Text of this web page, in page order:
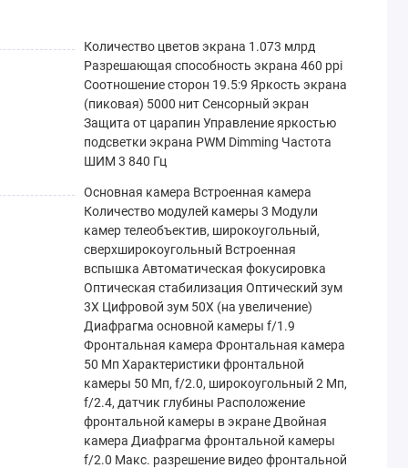
Количество цветов экрана 1.073 млрд
Разрешающая способность экрана 460 ppi
Соотношение сторон 19.5:9 Яркость экрана
(пиковая) 5000 нит Сенсорный экран
Защита от царапин Управление яркостью
подсветки экрана PWM Dimming Частота
ШИМ 3 840 Гц
Основная камера Встроенная камера
Количество модулей камеры 3 Модули
камер телеобъектив, широкоугольный,
сверхширокоугольный Встроенная
вспышка Автоматическая фокусировка
Оптическая стабилизация Оптический зум
3X Цифровой зум 50X (на увеличение)
Диафрагма основной камеры f/1.9
Фронтальная камера Фронтальная камера
50 Мп Характеристики фронтальной
камеры 50 Мп, f/2.0, широкоугольный 2 Мп,
f/2.4, датчик глубины Расположение
фронтальной камеры в экране Двойная
камера Диафрагма фронтальной камеры
f/2.0 Макс. разрешение видео фронтальной